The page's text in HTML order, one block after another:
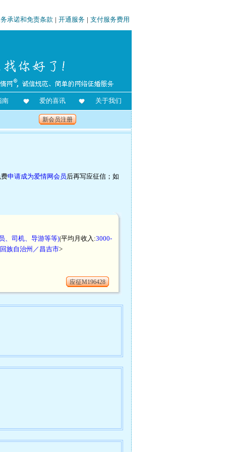
承诺和免责条款 | 开通服务 | 支付服务费用
南 爱的喜讯 关于我们
新会员注册
申请成为爱情网会员后再写应征信；如
、司机、导游等等)|平均月收入:3000-
族自治州／昌吉市>
应征M196428